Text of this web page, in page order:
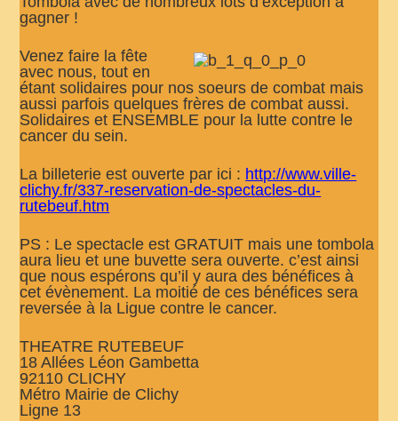
gagner !
Venez faire la fête
avec nous, tout en
étant solidaires pour nos soeurs de combat mais
aussi parfois quelques frères de combat aussi.
Solidaires et ENSEMBLE pour la lutte contre le
cancer du sein.
La billeterie est ouverte par ici : http://www.ville-
clichy.fr/337-reservation-de-spectacles-du-
rutebeuf.htm
PS : Le spectacle est GRATUIT mais une tombola
aura lieu et une buvette sera ouverte. c’est ainsi
que nous espérons qu’il y aura des bénéfices à
cet évènement. La moitié de ces bénéfices sera
reversée à la Ligue contre le cancer.
THEATRE RUTEBEUF
18 Allées Léon Gambetta
92110 CLICHY
Métro Mairie de Clichy
Ligne 13